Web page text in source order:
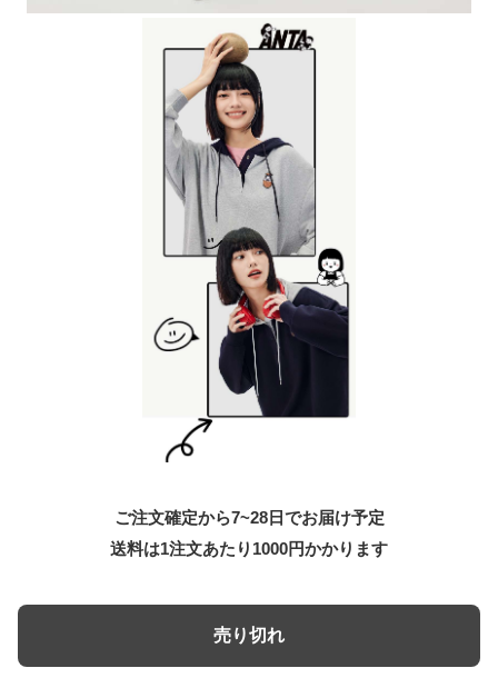
ご注文確定から7~28日でお届け予定
送料は1注文あたり 1000円かかります
売り切れ